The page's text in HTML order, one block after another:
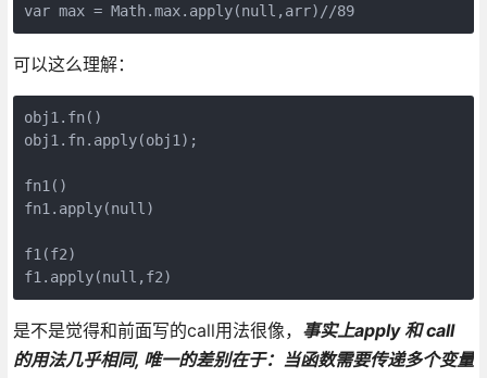
var max = Math.max.apply(null,arr)//89
可以这么理解：
obj1.fn()
obj1.fn.apply(obj1);
fn1()
fn1.apply(null)
f1(f2)
f1.apply(null,f2)
是不是觉得和前面写的call用法很像， 事实上apply 和 call
的用法几乎相同, 唯一的差别在于：当函数需要传递多个变量